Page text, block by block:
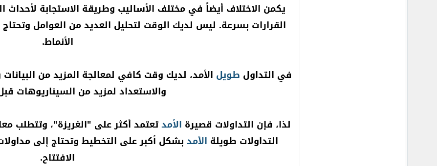
يكمن الاختلاف أيضاً في مختلف الأساليب وطريقة الاستجابة
القرارات بسرعة. ليس لديك الوقت لتحليل العديد من العوامل
الأنماط.
في التداول طويل الأمد، لديك وقت كافي لمعالجة المزيد من
والاستعداد لمزيد من السيناريوهات
لذا، فإن التداولات قصيرة الأمدتعتمد أكثر على "الغريزة"، وتتطلب
التداولات طويلة الأمد بشكل أكبر على التخطيط وتحتاج إلى
الافتتاح.